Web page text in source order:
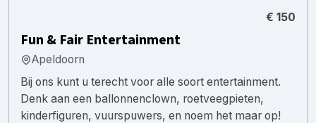
€ 150
Fun & Fair Entertainment
Apeldoorn
Bij ons kunt u terecht voor alle soort entertainment.
Denk aan een ballonnenclown, roetveegpieten,
kinderfiguren, vuurspuwers, en noem het maar op!